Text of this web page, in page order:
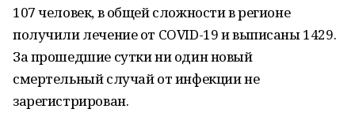
107 человек, в общей сложности в регионе
получили лечение от COVID-19 и выписаны 1429.
За прошедшие сутки ни один новый
смертельный случай от инфекции не
зарегистрирован.